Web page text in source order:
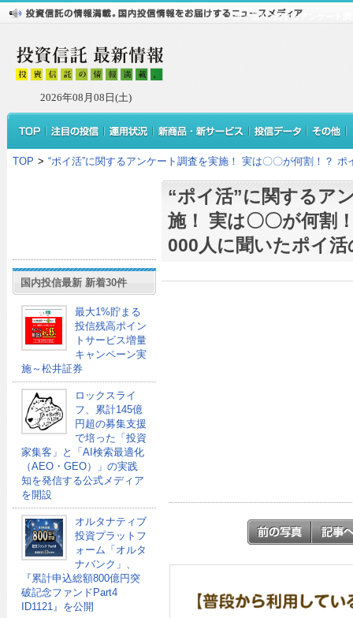
2026年08月08日(土)
“ポイ活”に関するアンケート
TOP > “ポイ活”に関するアンケート調査を実施！ 実は〇〇が何割！？
国内投信最新 新着30件
最大1%貯まる
投信残高ポイン
トサービス増量
キャンペーン実
施～松井証券
ロックスライ
フ、累計145億
円超の募集支援
で培った「投資
家集客」と「AI検索最適化
（AEO・GEO）」の実践
知を発信する公式メディア
を開設
オルタナティブ
投資プラットフ
ォーム「オルタ
ナバンク」、
『累計申込総額800億円突
破記念ファンドPart4
ID1121』を公開
“ポイ活”に関するア
施！ 実は〇〇が何割
000人に聞いたポイ活